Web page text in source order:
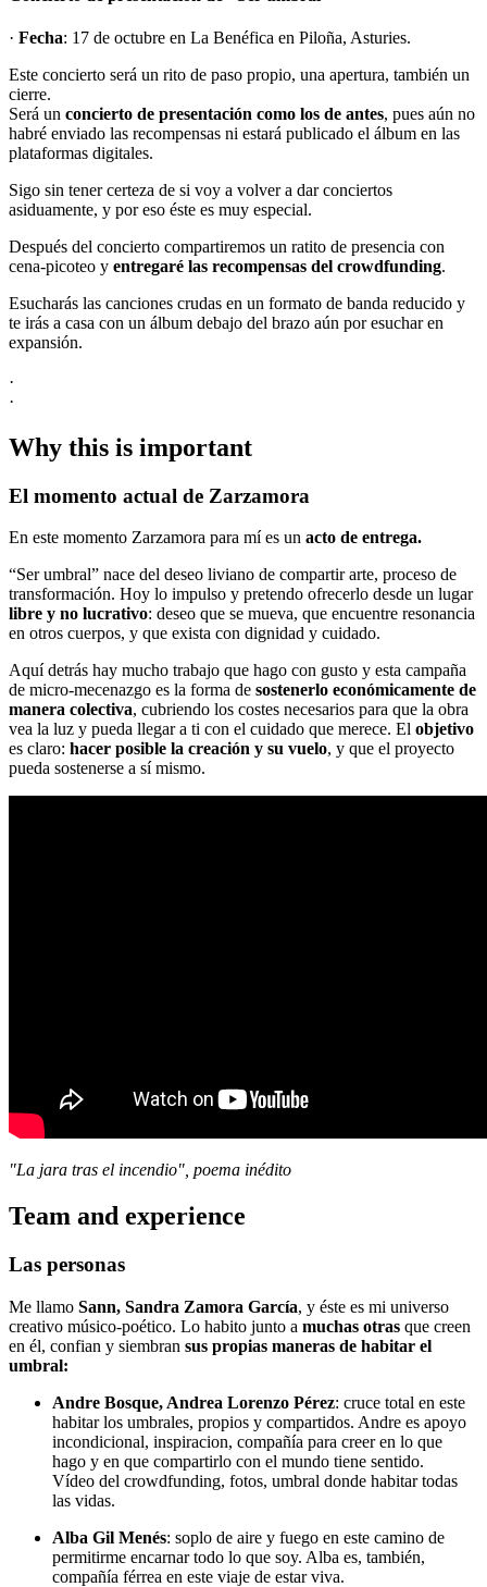
· Fecha: 17 de octubre en La Benéfica en Piloña, Asturies.
Este concierto será un rito de paso propio, una apertura, también un
cierre.
Será un concierto de presentación como los de antes, pues aún no
habré enviado las recompensas ni estará publicado el álbum en las
plataformas digitales.
Sigo sin tener certeza de si voy a volver a dar conciertos
asiduamente, y por eso éste es muy especial.
Después del concierto compartiremos un ratito de presencia con
cena-picoteo y entregaré las recompensas del crowdfunding.
Esucharás las canciones crudas en un formato de banda reducido y
te irás a casa con un álbum debajo del brazo aún por esuchar en
expansión.
·
·
Why this is important
El momento actual de Zarzamora
En este momento Zarzamora para mí es un acto de entrega.
“Ser umbral” nace del deseo liviano de compartir arte, proceso de
transformación. Hoy lo impulso y pretendo ofrecerlo desde un lugar
libre y no lucrativo: deseo que se mueva, que encuentre resonancia
en otros cuerpos, y que exista con dignidad y cuidado.
Aquí detrás hay mucho trabajo que hago con gusto y esta campaña
de micro-mecenazgo es la forma de sostenerlo económicamente de
manera colectiva, cubriendo los costes necesarios para que la obra
vea la luz y pueda llegar a ti con el cuidado que merece. El objetivo
es claro: hacer posible la creación y su vuelo, y que el proyecto
pueda sostenerse a sí mismo.
"La jara tras el incendio", poema inédito
Team and experience
Las personas
Me llamo Sann, Sandra Zamora García, y éste es mi universo
creativo músico-poético. Lo habito junto a muchas otras que creen
en él, confian y siembran sus propias maneras de habitar el
umbral:
Andre Bosque, Andrea Lorenzo Pérez: cruce total en este
habitar los umbrales, propios y compartidos. Andre es apoyo
incondicional, inspiracion, compañía para creer en lo que
hago y en que compartirlo con el mundo tiene sentido.
Vídeo del crowdfunding, fotos, umbral donde habitar todas
las vidas.
Alba Gil Menés: soplo de aire y fuego en este camino de
permitirme encarnar todo lo que soy. Alba es, también,
compañía férrea en este viaje de estar viva.